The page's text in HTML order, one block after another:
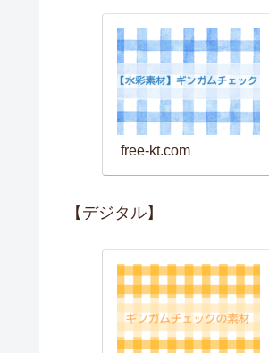
free-kt.com
【デジタル】